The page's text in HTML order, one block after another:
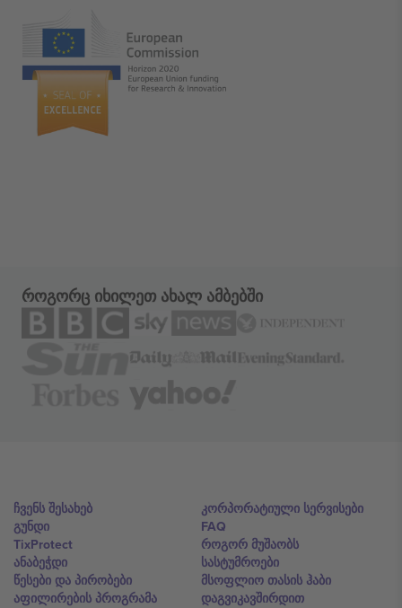
როგორც იხილეთ ახალ ამბებში
ჩვენს შესახებ
გუნდი
TixProtect
ანაბეჭდი
წესები და პირობები
აფილირების პროგრამა
კორპორატიული სერვისები
FAQ
როგორ მუშაობს
სასტუმროები
მსოფლიო თასის ჰაბი
დაგვიკავშირდით